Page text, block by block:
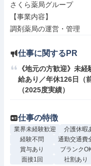
さくら薬局グループ
【事業内容】
調剤薬局の運営・管理
仕事に関するPR
《地元の方歓迎》未
給あり／年休126日（
（2025度実績）
仕事の特徴
業界未経験歓迎 介護休暇
経験不問
通勤交通費
賞与あり
ブランク
面接1回
社割あり